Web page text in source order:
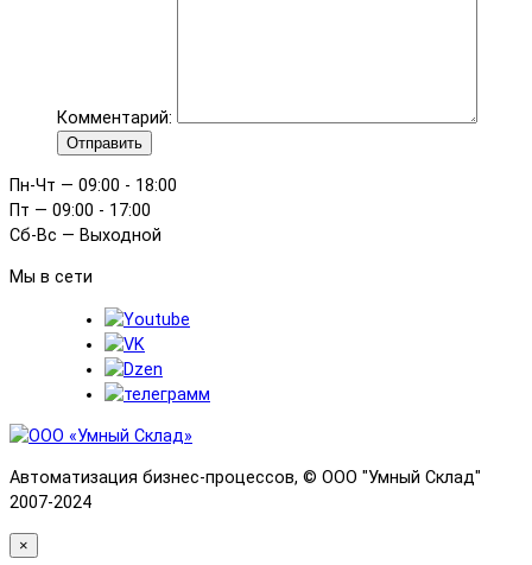
Комментарий:
Отправить
Пн-Чт — 09:00 - 18:00
Пт — 09:00 - 17:00
Сб-Вс — Выходной
Мы в сети
Автоматизация бизнес-процессов, © OOO "Умный Склад"
2007-2024
×